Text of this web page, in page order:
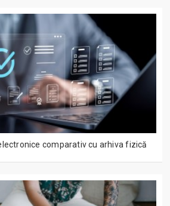
comparativ cu arhiva fizică